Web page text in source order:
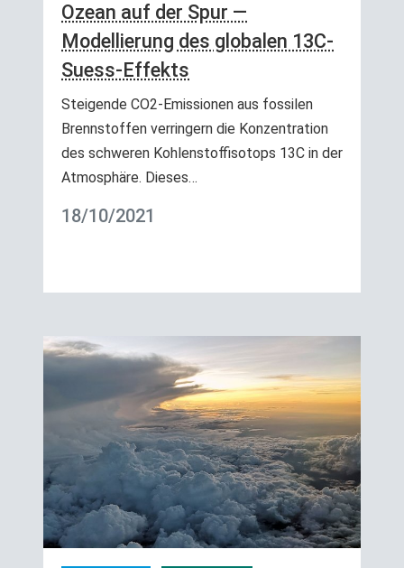
Ozean auf der Spur —
Modellierung des globalen 13C-
Suess-Effekts
Steigende CO2-Emissionen aus fossilen
Brennstoffen verringern die Konzentration
des schweren Kohlenstoffisotops 13C in der
Atmosphäre. Dieses…
18/10/2021